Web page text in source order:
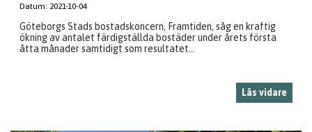
Datum: 2021-10-04
Göteborgs Stads bostadskoncern, Framtiden, såg en kraftig
ökning av antalet färdigställda bostäder under årets första
åtta månader samtidigt som resultatet...
Läs vidare